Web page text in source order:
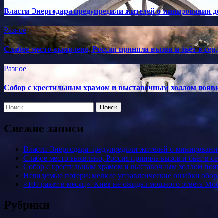
Власти Энергодара предупредили жителей о минировании
Разное
Слабое место выявлено, Россия приняла вызов и бьёт в
Разное
Собор с крестильным храмом и выставочным холлом
Найти:
Свежие записи
Власти Энергодара предупредили жителей о
Слабое место выявлено, Россия приняла вызов и бьёт в
Собор с крестильным храмом и выставочным холлом
Невидимые потери: мелкие управленческие ошибки
«100 ракет в месяц»: Киев не ожидал мощного ответа
Рубрики